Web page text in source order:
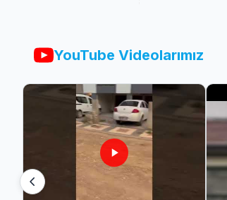
YouTube Videolarımız